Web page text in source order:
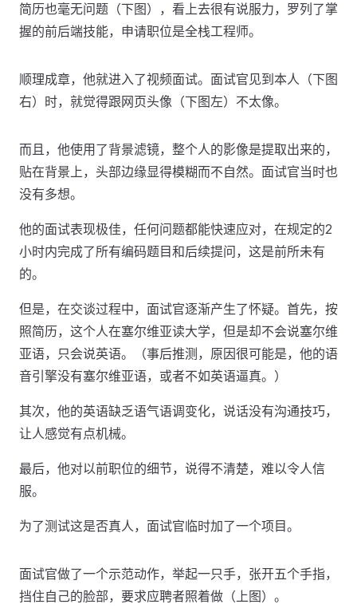
简历也毫无问题（下图），看上去很有说服力，罗列了掌
握的前后端技能，申请职位是全栈工程师。
顺理成章，他就进入了视频面试。面试官见到本人（下图
右）时，就觉得跟网页头像（下图左）不太像。
而且，他使用了背景滤镜，整个人的影像是提取出来的，
贴在背景上，头部边缘显得模糊而不自然。面试官当时也
没有多想。
他的面试表现极佳，任何问题都能快速应对，在规定的2
小时内完成了所有编码题目和后续提问，这是前所未有
的。
但是，在交谈过程中，面试官逐渐产生了怀疑。首先，按
照简历，这个人在塞尔维亚读大学，但是却不会说塞尔维
亚语，只会说英语。（事后推测，原因很可能是，他的语
音引擎没有塞尔维亚语，或者不如英语逼真。）
其次，他的英语缺乏语气语调变化，说话没有沟通技巧，
让人感觉有点机械。
最后，他对以前职位的细节，说得不清楚，难以令人信
服。
为了测试这是否真人，面试官临时加了一个项目。
面试官做了一个示范动作，举起一只手，张开五个手指，
挡住自己的脸部，要求应聘者照着做（上图）。